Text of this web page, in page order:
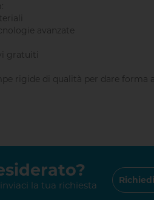
avanzate
gratuiti
rigide di qualità per dare forma
la tua richiesta